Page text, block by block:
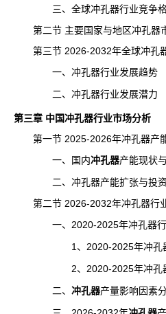
三、全球冲孔器行业竞争
第二节 主要国家与地区冲孔器
第三节 2026-2032年全球冲孔器
一、冲孔器行业发展趋势
二、冲孔器行业发展潜力
第三章 中国冲孔器行业市场分析
第一节 2025-2026年冲孔器产
一、国内冲孔器产能现状
二、冲孔器产能扩张与投资
第二节 2026-2032年冲孔器行
一、2020-2025年冲孔器行
1、2020-2025年冲孔器
2、2020-2025年冲孔器细
二、冲孔器产量影响因素